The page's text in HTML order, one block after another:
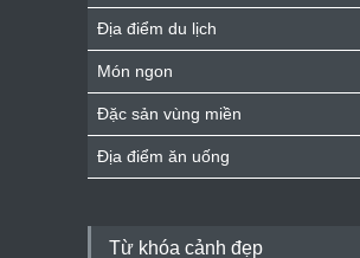
Địa điểm du lịch
Món ngon
Đặc sản vùng miền
Địa điểm ăn uống
Từ khóa cảnh đẹp